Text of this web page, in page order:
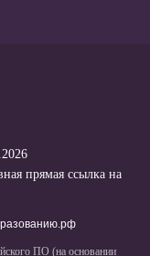
прямая ссылка на
ПО (на основании